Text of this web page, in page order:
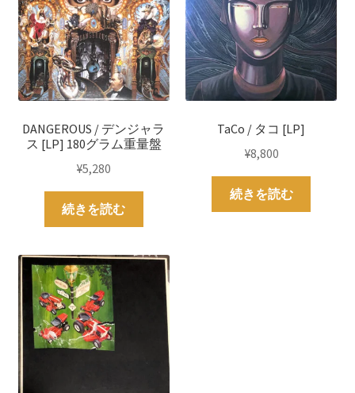
DANGEROUS / デンジャラ
ス [LP] 180グラム重量盤
¥5,280
続きを読む
TaCo / タコ [LP]
¥8,800
続きを読む